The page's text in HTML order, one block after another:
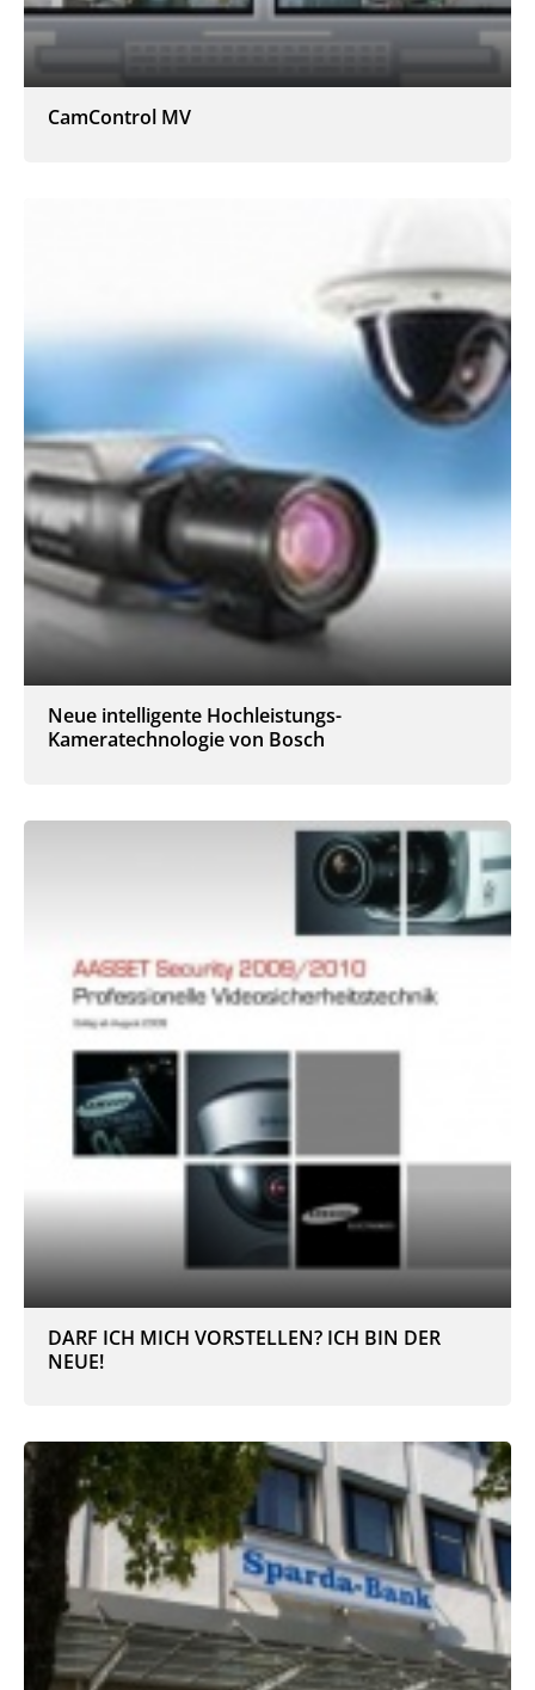
CamControl MV
Neue intelligente Hochleistungs-
Kameratechnologie von Bosch
DARF ICH MICH VORSTELLEN? ICH BIN DER
NEUE!